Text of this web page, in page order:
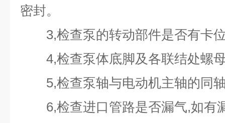
密封。
3,检查泵的转动部件是否有卡
4,检查泵体底脚及各联结处螺
5,检查泵轴与电动机主轴的同
6,检查进口管路是否漏气,如有